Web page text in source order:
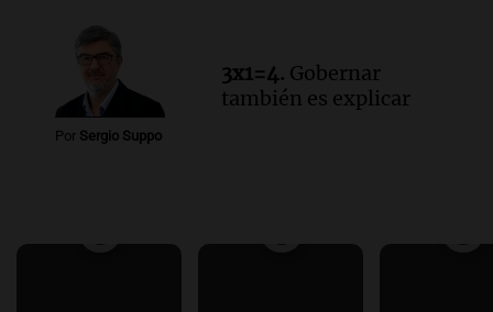
Por Sergio Suppo
3x1=4. Gobernar
también es explicar